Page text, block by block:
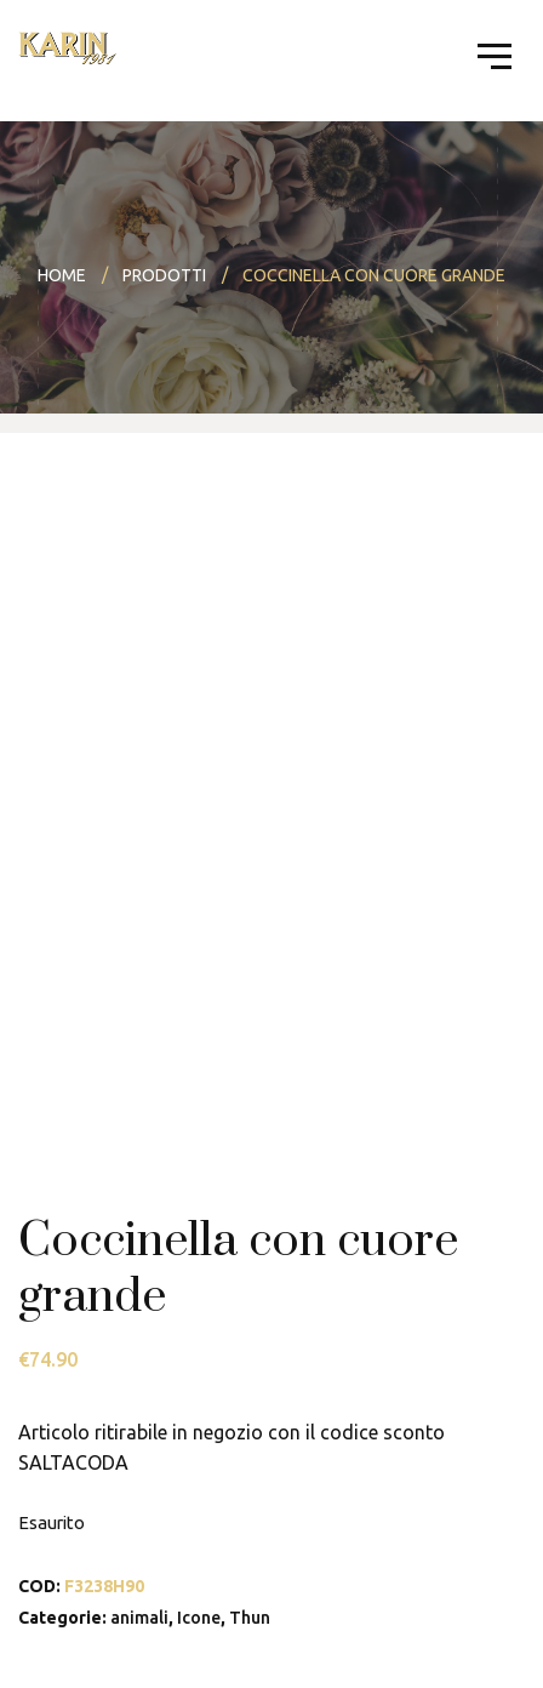
HOME PRODOTTI COCCINELLA CON CUORE GRANDE
Coccinella con cuore
grande
€74.90
Articolo ritirabile in negozio con il codice sconto
SALTACODA
Esaurito
COD: F3238H90
Categorie: animali, Icone, Thun